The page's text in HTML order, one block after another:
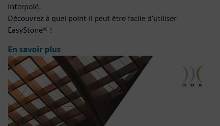
interpolé.
Découvrez à quel point il peut être facile d'utiliser
EasyStone® !
En savoir plus